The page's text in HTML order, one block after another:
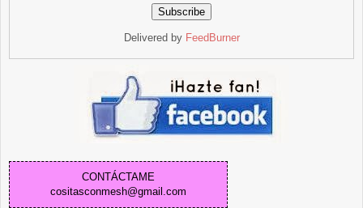
Delivered by FeedBurner
CONTÁCTAME
cositasconmesh@gmail.com